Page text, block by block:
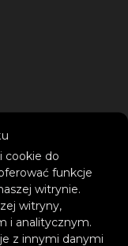
cookie do
funkcje
witrynie.
witryny,
i analitycznym.
z innymi danymi